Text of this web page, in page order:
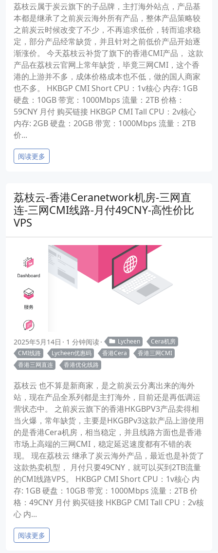
荔枝云属于炭云旗下的子品牌，主打海外站点，产品基
本都是继承了之前炭云海外所有产品，整体产品策略较
之前炭云时候改变了不少，不再追求低价，转而追求稳
定，部分产品经常缺货，并且针对之前低价产品开始逐
渐涨价。 今天荔枝云补货了旗下的香港CMI产品， 这款
产品在荔枝云官网上常年缺货，毕竟三网CMI，这个香
港的上游并不多，成体价格成本也不低，做的国人商家
也不多。 HKBGP CMI Short CPU：1v核心 内存: 1GB
硬盘：10GB 带宽：1000Mbps 流量：2TB 价格：
59CNY 月付 购买链接 HKBGP CMI Tall CPU：2v核心
内存: 2GB 硬盘：20GB 带宽：1000Mbps 流量：2TB
价...
阅读更多
荔枝云-香港Ceranetwork机房-三网直
连-三网CMI线路-月付49CNY-高性价比
VPS
2025年5月14日 1 分钟阅读 Lycheen
Cera机房
CMI线路
Lycheen优惠码 香港Cera
香港三网CMI
香港三网直连
香港优化线路
荔枝云 也不算是新商家，是之前炭云分离出来的海外
站，现在产品全系列都是主打海外，目前还是再低调运
营状态中。 之前炭云旗下的香港HKGBPV3产品卖得相
当火爆，常年缺货，主要是HKGBPv3这款产品上游使用
的是香港Cera机房，相当稳定，并且线路方面也是香港
市场上高端的三网CMI，稳定延迟速度都有不错的表
现。 现在荔枝云 继承了炭云海外产品，最近也是补货了
这款热卖机型， 月付只要49CNY，就可以买到2TB流量
的CMI线路VPS。 HKBGP CMI Short CPU：1v核心 内
存: 1GB 硬盘：10GB 带宽：1000Mbps 流量：2TB 价
格：49CNY 月付 购买链接 HKBGP CMI Tall CPU：2v核
心 内...
阅读更多